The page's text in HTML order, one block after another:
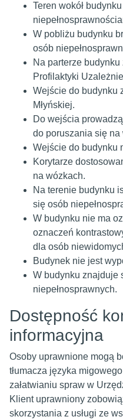
Teren wokół
W pobliżu budynku
osób
Na parterze
Profilaktyki
Wejście do budynku
Młyńskiej.
Do wejścia
do poruszania się
Wejście do budynku
Korytarze
na wózkach.
Na terenie budynku
się osób
W budynku nie ma
oznaczeń
dla osób
Budynek nie jest
W budynku znajduje
niepełnosprawnych.
Dostępność
informacyjna
Osoby uprawnione mogą
tłumacza języka
załatwianiu spraw w
Klient uprawniony
skorzystania z usługi ze